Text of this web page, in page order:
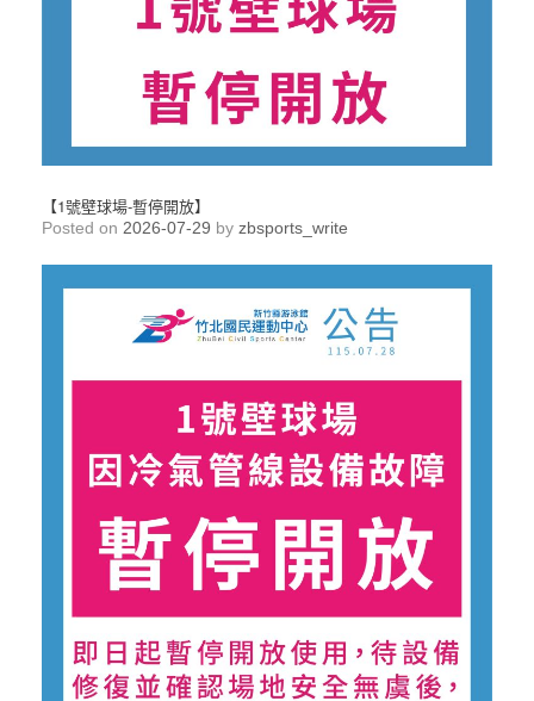
【1號壁球場-暫停開放】
Posted on 2026-07-29 by zbsports_write